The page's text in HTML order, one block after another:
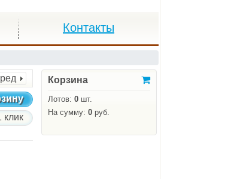
Контакты
Корзина
Лотов:0 шт.
На сумму:0 руб.
клик